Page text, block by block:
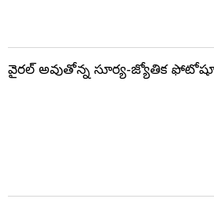
వైరల్ అవుతోన్న సూర్య-జ్యోతిక